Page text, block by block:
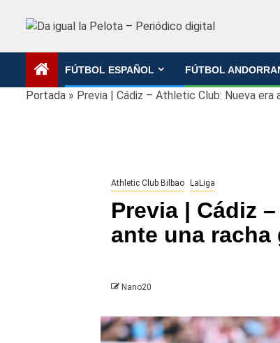
FÚTBOL ESPAÑOL FÚTBOL
Portada » Previa | Cádiz – Athletic Club: Nueva era
Athletic Club Bilbao LaLiga
Previa | Cádiz
ante una racha
Nano20